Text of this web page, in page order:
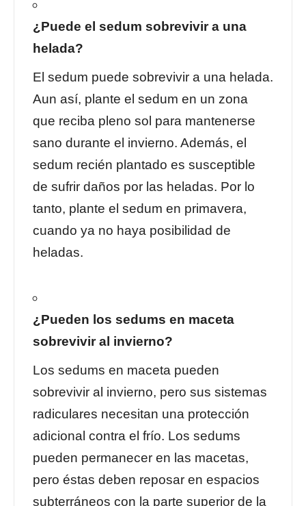
¿Puede el sedum sobrevivir a una
helada?
El sedum puede sobrevivir a una helada.
Aun así, plante el sedum en un zona
que reciba pleno sol para mantenerse
sano durante el invierno. Además, el
sedum recién plantado es susceptible
de sufrir daños por las heladas. Por lo
tanto, plante el sedum en primavera,
cuando ya no haya posibilidad de
heladas.
¿Pueden los sedums en maceta
sobrevivir al invierno?
Los sedums en maceta pueden
sobrevivir al invierno, pero sus sistemas
radiculares necesitan una protección
adicional contra el frío. Los sedums
pueden permanecer en las macetas,
pero éstas deben reposar en espacios
subterráneos con la parte superior de la